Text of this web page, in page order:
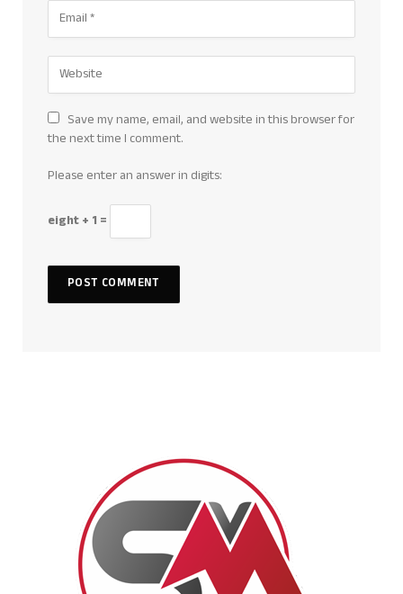
Save my name, email, and website in this browser for
the next time I comment.
Please enter an answer in digits:
eight + 1 =